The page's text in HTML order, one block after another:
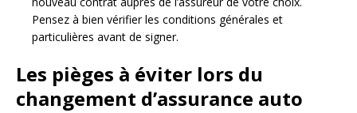
Pensez à bien vérifier les conditions générales et
particulières avant de signer.
Les pièges à éviter lors du
changement d’assurance auto